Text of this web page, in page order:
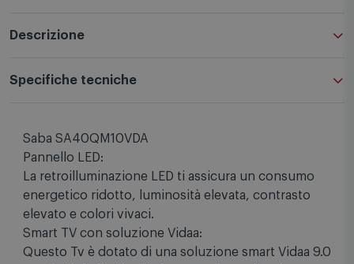
Descrizione
Specifiche tecniche
Saba SA40QM10VDA
Pannello LED:
La retroilluminazione LED ti assicura un consumo
energetico ridotto, luminosità elevata, contrasto
elevato e colori vivaci.
Smart TV con soluzione Vidaa:
Questo Tv è dotato di una soluzione smart Vidaa 9.0